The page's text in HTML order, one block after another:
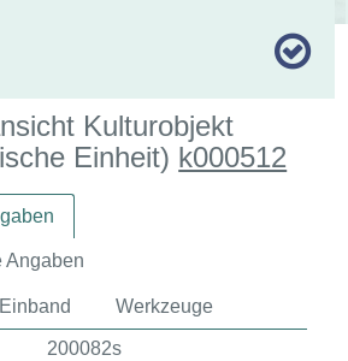
Kulturobjekt
Einheit) k000512
Angaben
Werkzeuge
200082s